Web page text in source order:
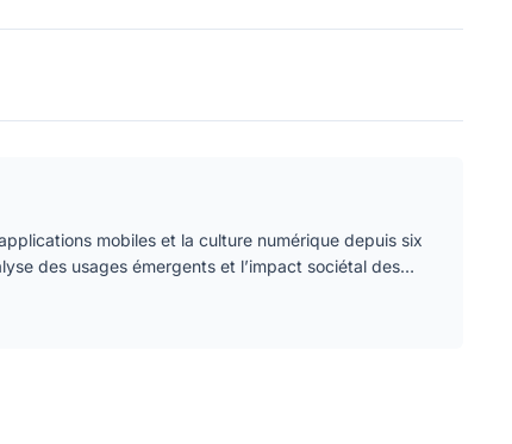
mobiles et la culture numérique depuis six
des usages émergents et l’impact sociétal des…